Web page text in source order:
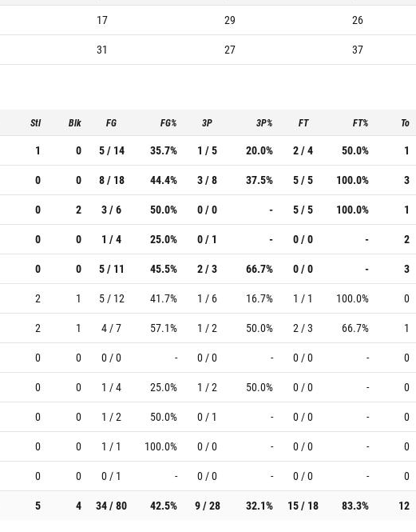
17 29 26
31 27 37
Stl Blk FG FG% 3P 3P% FT FT% To
1 0 5 / 14 35.7% 1 / 5 20.0% 2 / 4 50.0% 1
0 0 8 / 18 44.4% 3 / 8 37.5% 5 / 5 100.0% 3
0 2 3 / 6 50.0% 0 / 0 - 5 / 5 100.0% 1
0 0 1 / 4 25.0% 0 / 1 - 0 / 0 - 2
0 0 5 / 11 45.5% 2 / 3 66.7% 0 / 0 - 3
2 1 5 / 12 41.7% 1 / 6 16.7% 1 / 1 100.0% 0
2 1 4 / 7 57.1% 1 / 2 50.0% 2 / 3 66.7% 1
0 0 0 / 0 - 0 / 0 - 0 / 0 - 0
0 0 1 / 4 25.0% 1 / 2 50.0% 0 / 0 - 0
0 0 1 / 2 50.0% 0 / 1 - 0 / 0 - 0
0 0 1 / 1 100.0% 0 / 0 - 0 / 0 - 0
0 0 0 / 1 - 0 / 0 - 0 / 0 - 0
5 4 34 / 80 42.5% 9 / 28 32.1% 15 / 18 83.3% 12